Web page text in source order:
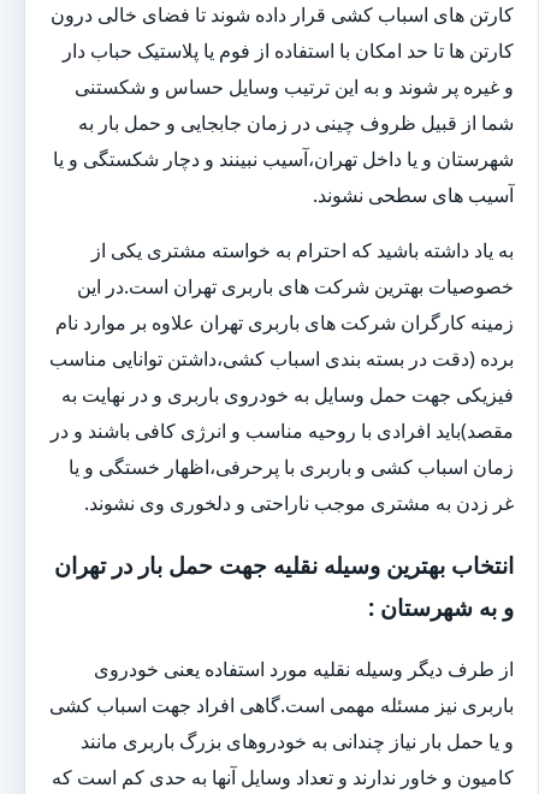
کارتن های اسباب کشی قرار داده شوند تا فضای خالی درون
کارتن ها تا حد امکان با استفاده از فوم یا پلاستیک حباب دار
و غیره پر شوند و به این ترتیب وسایل حساس و شکستنی
شما از قبیل ظروف چینی در زمان جابجایی و حمل بار به
شهرستان و یا داخل تهران،آسیب نبینند و دچار شکستگی و یا
آسیب های سطحی نشوند.
به یاد داشته باشید که احترام به خواسته مشتری یکی از
خصوصیات بهترین شرکت های باربری تهران است.در این
زمینه کارگران شرکت های باربری تهران علاوه بر موارد نام
برده (دقت در بسته بندی اسباب کشی،داشتن توانایی مناسب
فیزیکی جهت حمل وسایل به خودروی باربری و در نهایت به
مقصد)باید افرادی با روحیه مناسب و انرژی کافی باشند و در
زمان اسباب کشی و باربری با پرحرفی،اظهار خستگی و یا
غر زدن به مشتری موجب ناراحتی و دلخوری وی نشوند.
انتخاب بهترین وسیله نقلیه جهت حمل بار در تهران
و به شهرستان :
از طرف دیگر وسیله نقلیه مورد استفاده یعنی خودروی
باربری نیز مسئله مهمی است.گاهی افراد جهت اسباب کشی
و یا حمل بار نیاز چندانی به خودروهای بزرگ باربری مانند
کامیون و خاور ندارند و تعداد وسایل آنها به حدی کم است که